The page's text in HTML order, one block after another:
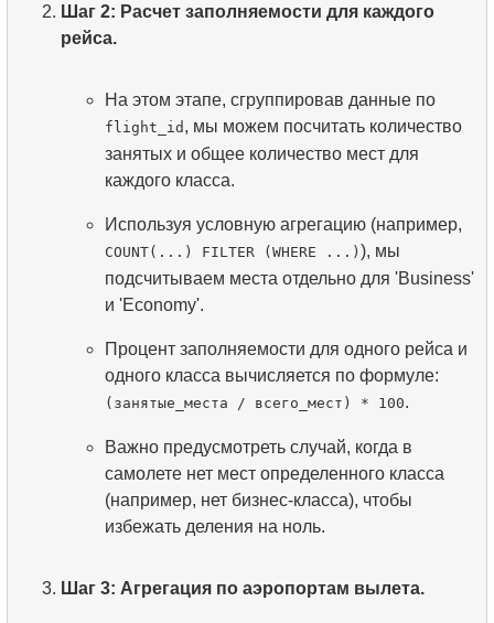
Шаг 2: Расчет заполняемости для каждого
рейса.
На этом этапе, сгруппировав данные по
flight_id , мы можем посчитать количество
занятых и общее количество мест для
каждого класса.
Используя условную агрегацию (например,
COUNT(...) FILTER (WHERE ...) ), мы
подсчитываем места отдельно для 'Business'
и 'Economy'.
Процент заполняемости для одного рейса и
одного класса вычисляется по формуле:
(занятые_места / всего_мест) * 100.
Важно предусмотреть случай, когда в
самолете нет мест определенного класса
(например, нет бизнес-класса), чтобы
избежать деления на ноль.
Шаг 3: Агрегация по аэропортам вылета.